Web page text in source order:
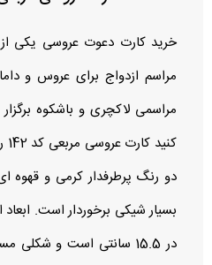
خرید کارت دعوت عروسی یکی
مراسم ازدواج برای عروس و
مراسمی لاکچری و باشکوه
دو رنگ پرطرفدار کرمی و قهوه
در 15.5 سانتی است و